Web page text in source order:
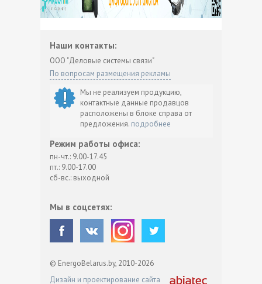
Наши контакты:
ООО "Деловые системы связи"
По вопросам размещения рекламы
Мы не реализуем продукцию,
контактные данные продавцов
расположены в блоке справа от
предложения. подробнее
Режим работы офиса:
пн-чт.: 9.00-17.45
пт.: 9.00-17.00
сб-вс.: выходной
Мы в соцсетях:
© EnergoBelarus.by, 2010-2026
Дизайн и проектирование сайта